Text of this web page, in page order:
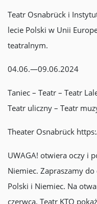
Teatr Osnabrück i
lecie Polski w Unii
teatralnym.
04.06.—09.06.2024
Taniec – Teatr – Teatr
Teatr uliczny – Teatr
Theater Osnabrück
UWAGA! otwiera oczy i
Niemiec. Zapraszamy
Polski i Niemiec. Na
czerwca, Teatr KTO